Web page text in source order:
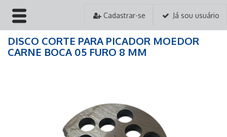
Cadastrar-se Já sou usuário
HOME
DISCO CORTE PARA PICADOR MOEDOR
CARNE BOCA 05 FURO 8 MM